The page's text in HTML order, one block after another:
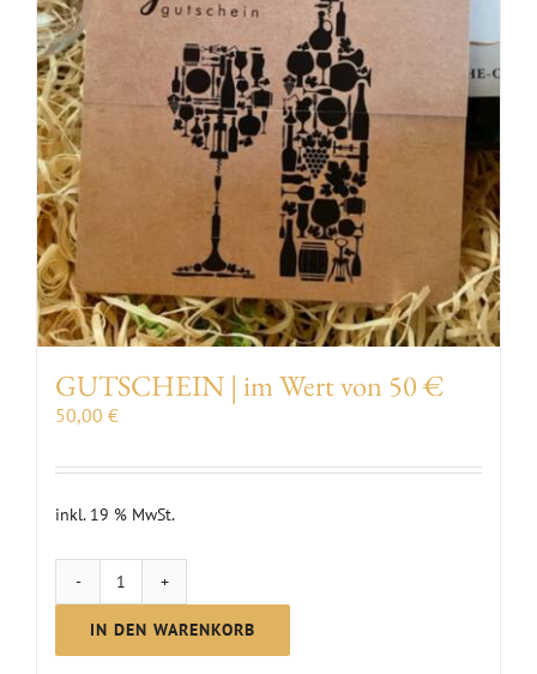
GUTSCHEIN | im Wert von 50 €
50,00 €
inkl. 19 % MwSt.
GUTSCHEIN
|
im
IN DEN WARENKORB